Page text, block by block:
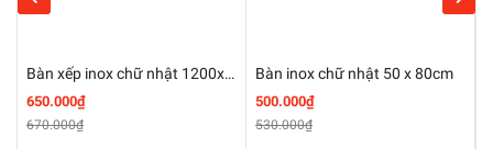
Bàn xếp inox chữ nhật 1200x700mm
650.000₫
670.000₫
Bàn inox chữ nhật 50 x 80cm
500.000₫
530.000₫